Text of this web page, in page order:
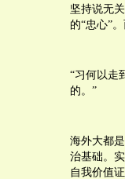
坚持说无
的“忠心”
“习何以走
的。”
海外大都
治基础。
自我价值